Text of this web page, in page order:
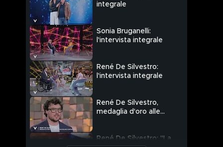
integrale
Sonia Bruganelli:
l'intervista integrale
René De Silvestro:
l'intervista integrale
René De Silvestro,
medaglia d'oro alle
René De Silvestro: "La